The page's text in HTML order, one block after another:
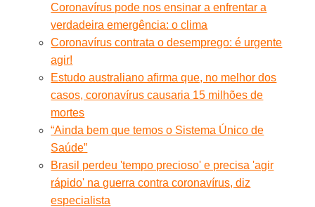
Coronavírus pode nos ensinar a enfrentar a
verdadeira emergência: o clima
Coronavírus contrata o desemprego: é urgente
agir!
Estudo australiano afirma que, no melhor dos
casos, coronavírus causaria 15 milhões de
mortes
“Ainda bem que temos o Sistema Único de
Saúde”
Brasil perdeu 'tempo precioso' e precisa 'agir
rápido' na guerra contra coronavírus, diz
especialista